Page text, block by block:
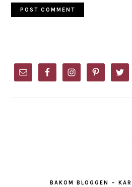
SIDEBAR
BAKOM BLOGGEN –